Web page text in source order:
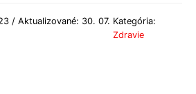
/ Aktualizované: 30. 07. Kategória:
Zdravie